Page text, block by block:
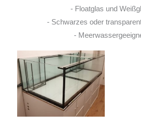
- Floatglas und
- Schwarzes oder
-